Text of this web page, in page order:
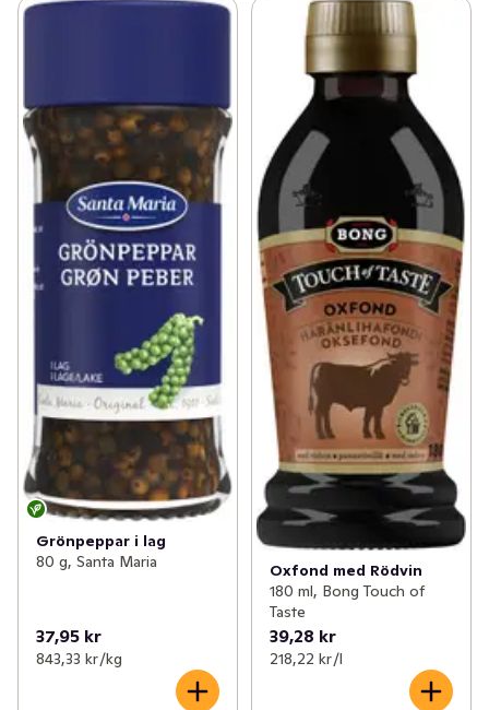
Grönpeppar i lag
80 g, Santa Maria
37,95 kr
843,33 kr /kg
Oxfond med Rödvin
180 ml, Bong Touch of
Taste
39,28 kr
218,22 kr /l